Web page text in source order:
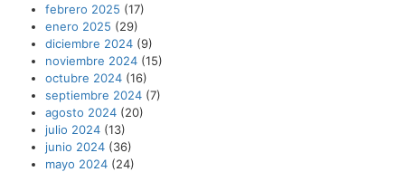
febrero 2025 (17)
enero 2025 (29)
diciembre 2024 (9)
noviembre 2024 (15)
octubre 2024 (16)
septiembre 2024 (7)
agosto 2024 (20)
julio 2024 (13)
junio 2024 (36)
mayo 2024 (24)